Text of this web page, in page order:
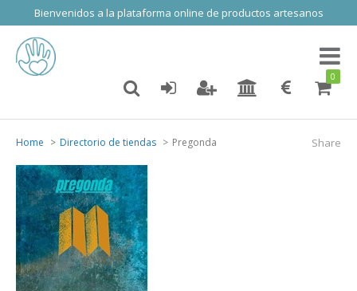
Bienvenidos a la plataforma online de productos artesanos
Toggle
0
Share
Home Directorio de tiendas Pregonda